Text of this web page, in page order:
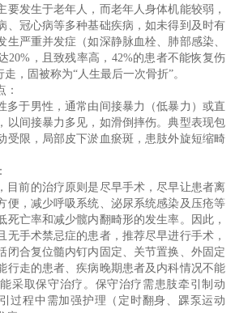
要发生于老年人，而老年人身体机能较弱，
、冠心病等多种基础疾病，如未得到及时有
生严重并发症（如深静脉血栓、肺部感染、
20%，且致残率高，42%的患者不能恢复伤
，固被称为“人生最后一次骨折”。
：
多于男性，通常由间接暴力（低暴力）或直
以间接暴力多见，如滑倒摔伤。典型表现包
受限，局部皮下淤血瘀斑，患肢外旋短缩畸
：
目前的治疗原则是尽早手术，尽早让患者离
便，减少呼吸系统、泌尿系统感染及压疮等
死亡率和减少髋内翻畸形的发生率。因此，
无手术禁忌症的患者，推荐尽早进行手术，
闭合复位髓内钉内固定、关节置换、外固定
行走的患者、疾病晚期患者及内科情况不能
采取保守治疗。保守治疗需患肢牵引制动
过程中需加强护理（定时翻身、踝泵运动